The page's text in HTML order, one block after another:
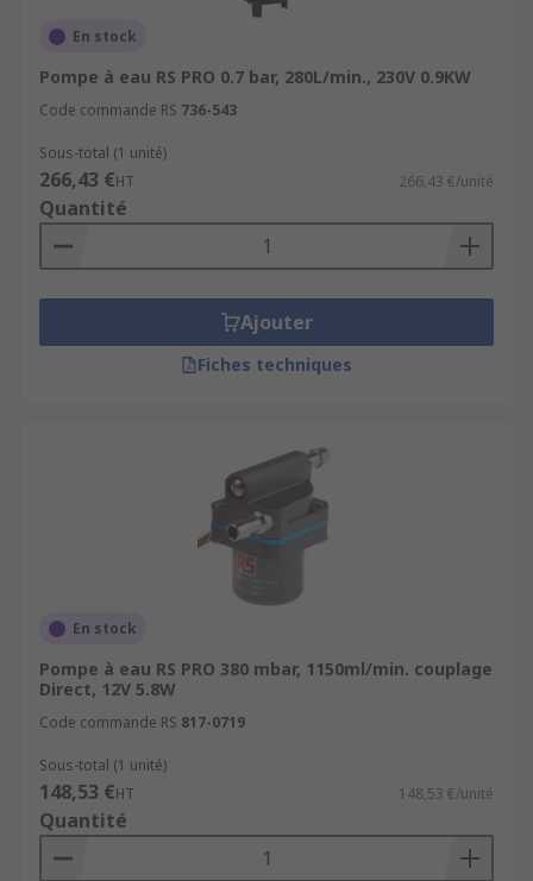
En stock
Pompe à eau RS PRO 0.7 bar, 280L/min., 230V 0.9KW
Code commande RS 736-543
Sous-total (1 unité)
266,43 €HT 266,43 €/unité
Quantité
Ajouter
Fiches techniques
En stock
Pompe à eau RS PRO 380 mbar, 1150ml/min. couplage
Direct, 12V 5.8W
Code commande RS 817-0719
Sous-total (1 unité)
148,53 €HT 148,53 €/unité
Quantité